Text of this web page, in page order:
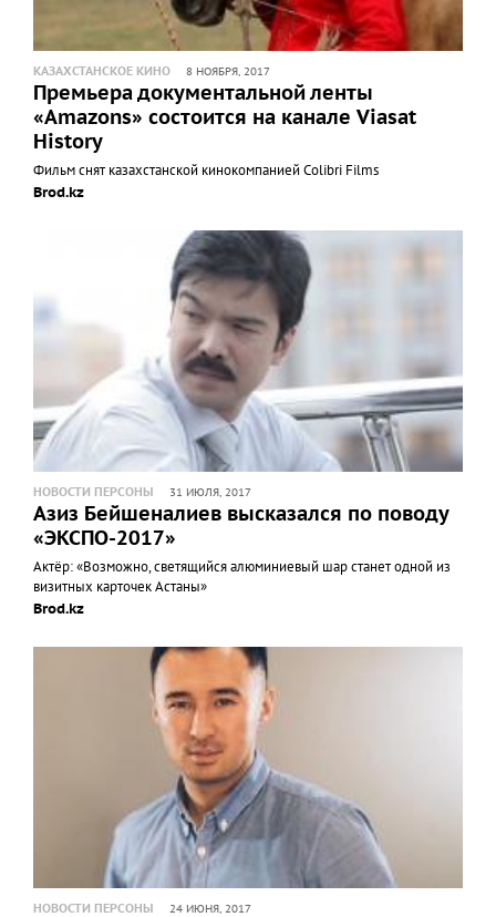
КАЗАХСТАНСКОЕ КИНО 8 НОЯБРЯ, 2017
Премьера документальной ленты
«Amazons» состоится на канале Viasat
History
Фильм снят казахстанской кинокомпанией Colibri Films
Brod.kz
НОВОСТИ ПЕРСОНЫ 31 ИЮЛЯ, 2017
Азиз Бейшеналиев высказался по поводу
«ЭКСПО-2017»
Актёр: «Возможно, светящийся алюминиевый шар станет одной из
визитных карточек Астаны»
Brod.kz
НОВОСТИ ПЕРСОНЫ 24 ИЮНЯ, 2017